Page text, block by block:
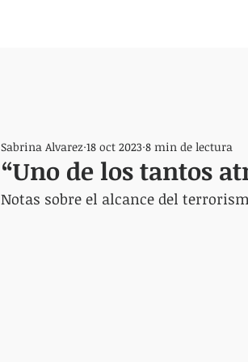
“Uno de los tantos
Sabrina Alvarez 18 oct 2023 8 min de lectura
Notas sobre el alcance del